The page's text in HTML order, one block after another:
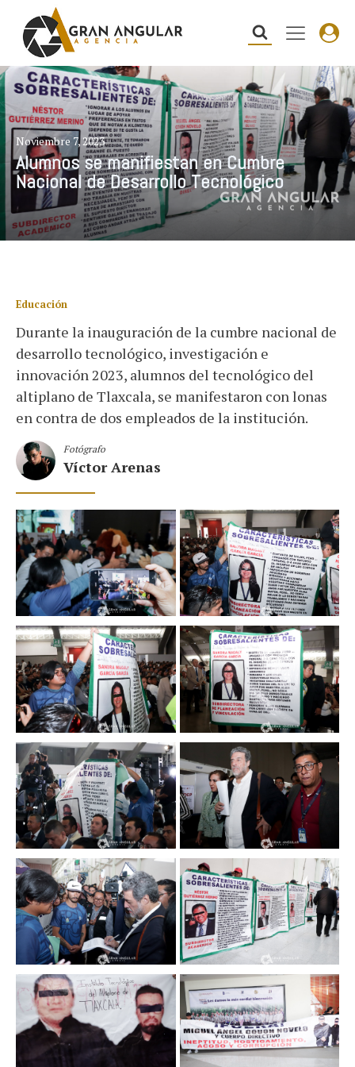
Noviembre 7, 2023
Alumnos se manifiestan en Cumbre
Nacional de Desarrollo Tecnológico
Educación
Durante la inauguración de la cumbre nacional de
desarrollo tecnológico, investigación e
innovación 2023, alumnos del tecnológico del
altiplano de Tlaxcala, se manifestaron con lonas
en contra de dos empleados de la institución.
Fotógrafo
Víctor Arenas